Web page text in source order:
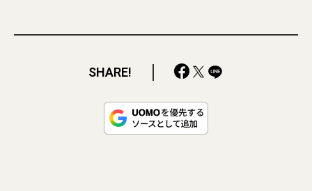
SHARE!